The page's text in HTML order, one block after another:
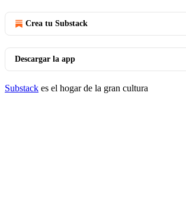
Crea tu Substack
Descargar la app
Substack es el hogar de la gran cultura